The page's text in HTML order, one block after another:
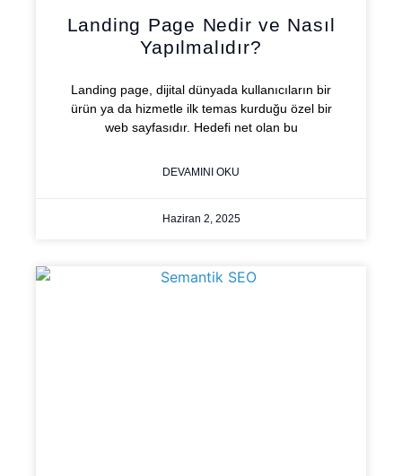
Landing Page Nedir ve Nasıl
Yapılmalıdır?
Landing page, dijital dünyada kullanıcıların bir
ürün ya da hizmetle ilk temas kurduğu özel bir
web sayfasıdır. Hedefi net olan bu
DEVAMINI OKU
Haziran 2, 2025